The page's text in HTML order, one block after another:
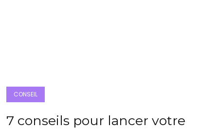
CONSEIL
7 conseils pour lancer votre